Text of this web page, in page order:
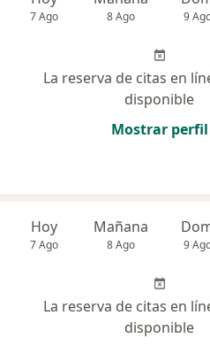
7 Ago 8 Ago 9
La reserva de citas en
disponible
Mostrar perfil
Hoy
7 Ago
Mañana
8 Ago 9
La reserva de citas en
disponible